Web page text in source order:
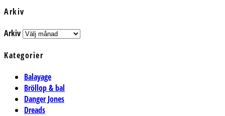
Arkiv
Arkiv
Kategorier
Balayage
Bröllop & bal
Danger Jones
Dreads